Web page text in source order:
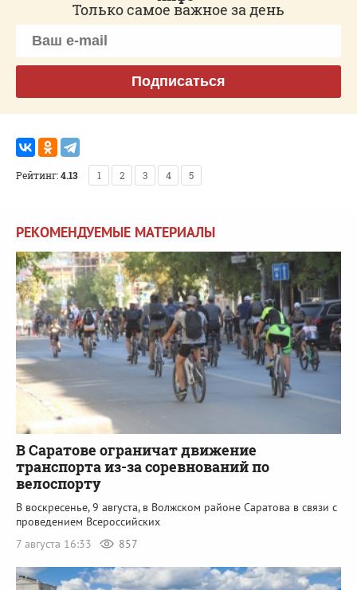
Только самое важное за день
Подписаться
Рейтинг:4.13 1 2 3 4 5
РЕКОМЕНДУЕМЫЕ МАТЕРИАЛЫ
В Саратове ограничат движение
транспорта из-за соревнований по
велоспорту
В воскресенье, 9 августа, в Волжском районе Саратова в связи с
проведением Всероссийских
7 августа 16:33
857